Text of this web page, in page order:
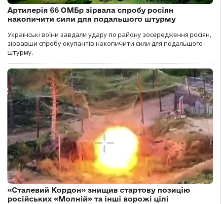
Артилерія 66 ОМБр зірвала спробу росіян
накопичити сили для подальшого штурму
Українські воїни завдали удару по району зосередження росіян,
зірвавши спробу окупантів накопичити сили для подальшого
штурму.
«Сталевий Кордон» знищив стартову позицію
російських «Молній» та інші ворожі цілі